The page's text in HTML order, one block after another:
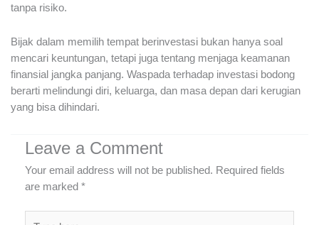
tanpa risiko.
Bijak dalam memilih tempat berinvestasi bukan hanya soal
mencari keuntungan, tetapi juga tentang menjaga keamanan
finansial jangka panjang. Waspada terhadap investasi bodong
berarti melindungi diri, keluarga, dan masa depan dari kerugian
yang bisa dihindari.
Leave a Comment
Your email address will not be published. Required fields
are marked *